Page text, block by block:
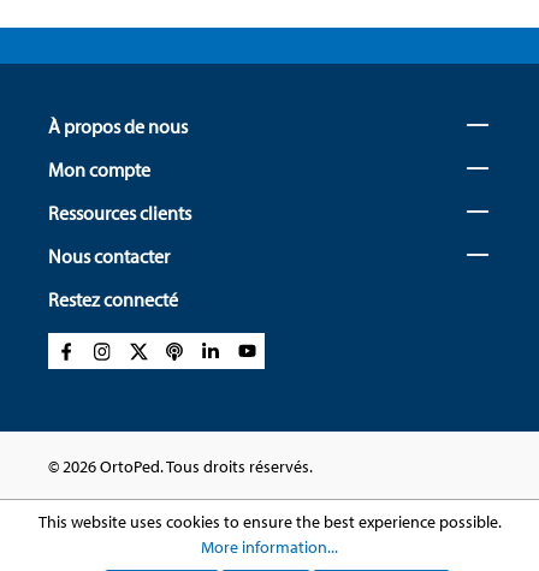
À propos de nous
Mon compte
Ressources clients
Nous contacter
Restez connecté
© 2026 OrtoPed. Tous droits réservés.
This website uses cookies to ensure the best experience possible.
More information...